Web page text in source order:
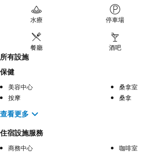
水療 停車場
餐廳 酒吧
所有設施
保健
美容中心
桑拿室
按摩
桑拿
查看更多
住宿設施服務
商務中心
咖啡室